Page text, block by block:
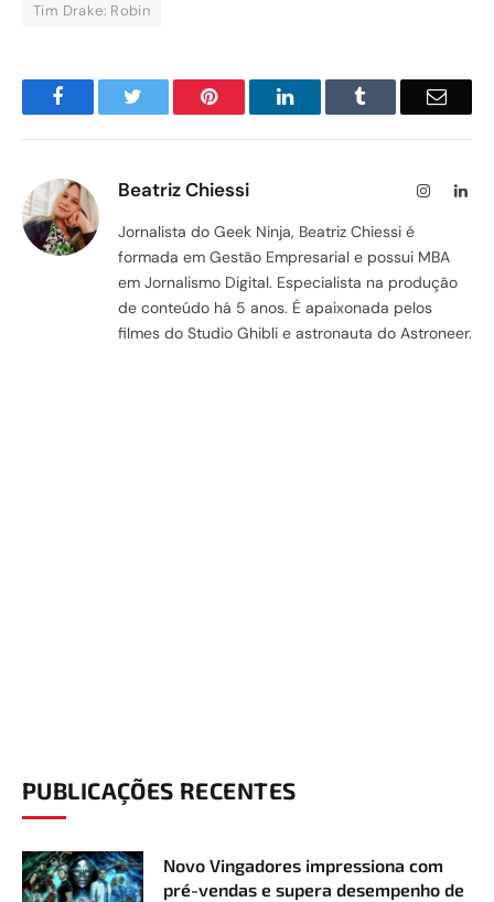
Tim Drake: Robin
Facebook Pinterest LinkedIn Email
Beatriz Chiessi Instagram
Jornalista do Geek Ninja, Beatriz Chiessi é
formada em Gestão Empresarial e possui MBA
em Jornalismo Digital. Especialista na produção
de conteúdo há 5 anos. É apaixonada pelos
filmes do Studio Ghibli e astronauta do Astroneer.
PUBLICAÇÕES RECENTES
Novo Vingadores impressiona com
pré-vendas e supera desempenho de